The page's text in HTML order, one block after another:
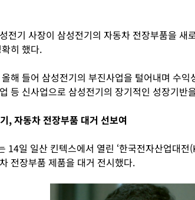
전기 사장이 삼성전기의 자동차 전장부품을 새
히 했다.
해 들어 삼성전기의 부진사업을 털어내며 수익
등 신사업으로 삼성전기의 장기적인 성장기반
, 자동차 전장부품 대거 선보여
14일 일산 킨텍스에서 열린 ‘한국전자산업대전
전장부품 제품을 대거 전시했다.